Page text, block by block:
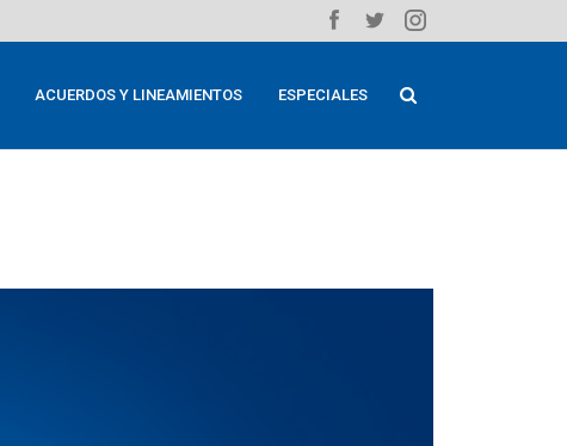
ACUERDOS Y LINEAMIENTOS ESPECIALES